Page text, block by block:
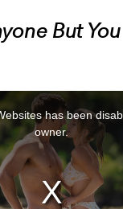
But You
has been
owner.